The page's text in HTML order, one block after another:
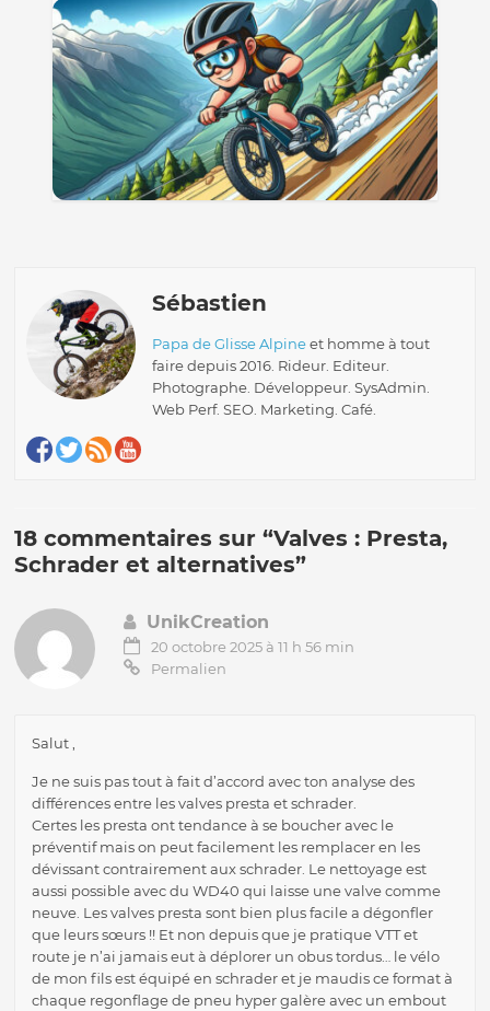
Sébastien
Papa de Glisse Alpineet homme à tout
faire depuis 2016. Rideur. Editeur.
Photographe. Développeur. SysAdmin.
Web Perf. SEO. Marketing. Café.
18 commentaires sur “Valves : Presta,
Schrader et alternatives”
UnikCreation
20 octobre 2025 à 11 h 56 min
Permalien
Salut ,
Je ne suis pas tout à fait d’accord avec ton analyse des
différences entre les valves presta et schrader.
Certes les presta ont tendance à se boucher avec le
préventif mais on peut facilement les remplacer en les
dévissant contrairement aux schrader. Le nettoyage est
aussi possible avec du WD40 qui laisse une valve comme
neuve. Les valves presta sont bien plus facile a dégonfler
que leurs sœurs !! Et non depuis que je pratique VTT et
route je n’ai jamais eut à déplorer un obus tordus… le vélo
de mon fils est équipé en schrader et je maudis ce format à
chaque regonflage de pneu hyper galère avec un embout